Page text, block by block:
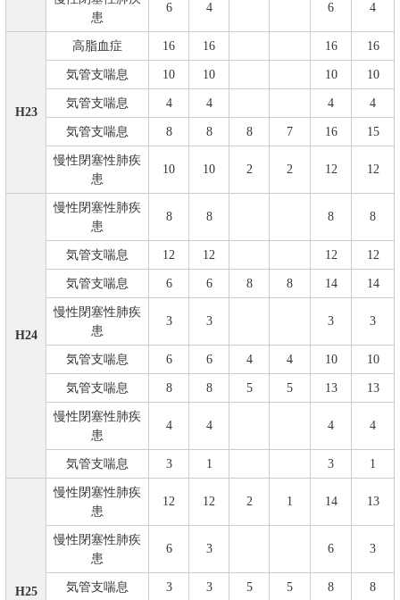
患
6 4 6 4
H23
高脂血症 16 16 16 16
気管支喘息 10 10 10 10
気管支喘息 4 4 4 4
気管支喘息 8 8 8 7 16 15
慢性閉塞性肺疾
患
10 10 2 2 12 12
H24
慢性閉塞性肺疾
患
8 8 8 8
気管支喘息 12 12 12 12
気管支喘息 6 6 8 8 14 14
慢性閉塞性肺疾
患
3 3 3 3
気管支喘息 6 6 4 4 10 10
気管支喘息 8 8 5 5 13 13
慢性閉塞性肺疾
患
4 4 4 4
気管支喘息 3 1 3 1
H25
慢性閉塞性肺疾
患
12 12 2 1 14 13
慢性閉塞性肺疾
患
6 3 6 3
気管支喘息 3 3 5 5 8 8